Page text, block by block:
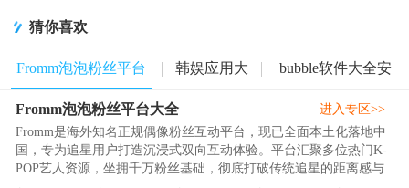
猜你喜欢
Fromm泡泡粉丝平台
大全
韩娱应用大 bubble软件大全安
卓版
Fromm泡泡粉丝平台大全
Fromm是海外知名正规偶像粉丝互动平台，现已全面本土化落地中
国，专为追星用户打造沉浸式双向互动体验。平台汇聚多位热门K-
POP艺人资源，坐拥千万粉丝基础，彻底打破传统追星的距离感与
进入专区>>